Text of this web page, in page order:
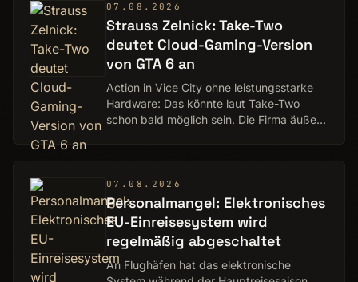
07.08.2026
Strauss Zelnick: Take-Two
deutet Cloud-Gaming-Version
von GTA 6 an
Action in Vice City ohne leistungsstarke
Hardware: Das könnte laut Take-Two
schon bald möglich sein. Die Firma äußert
07.08.2026
Personalmangel: Elektronisches
EU-Einreisesystem wird
regelmäßig abgeschaltet
An Flughäfen hat das elektronische